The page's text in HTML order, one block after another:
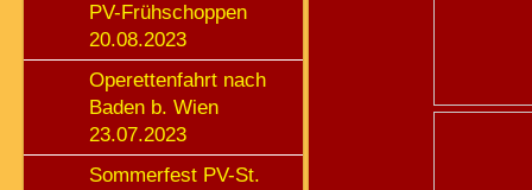
PV-Frühschoppen
20.08.2023
Operettenfahrt nach
Baden b. Wien
23.07.2023
Sommerfest PV-St.